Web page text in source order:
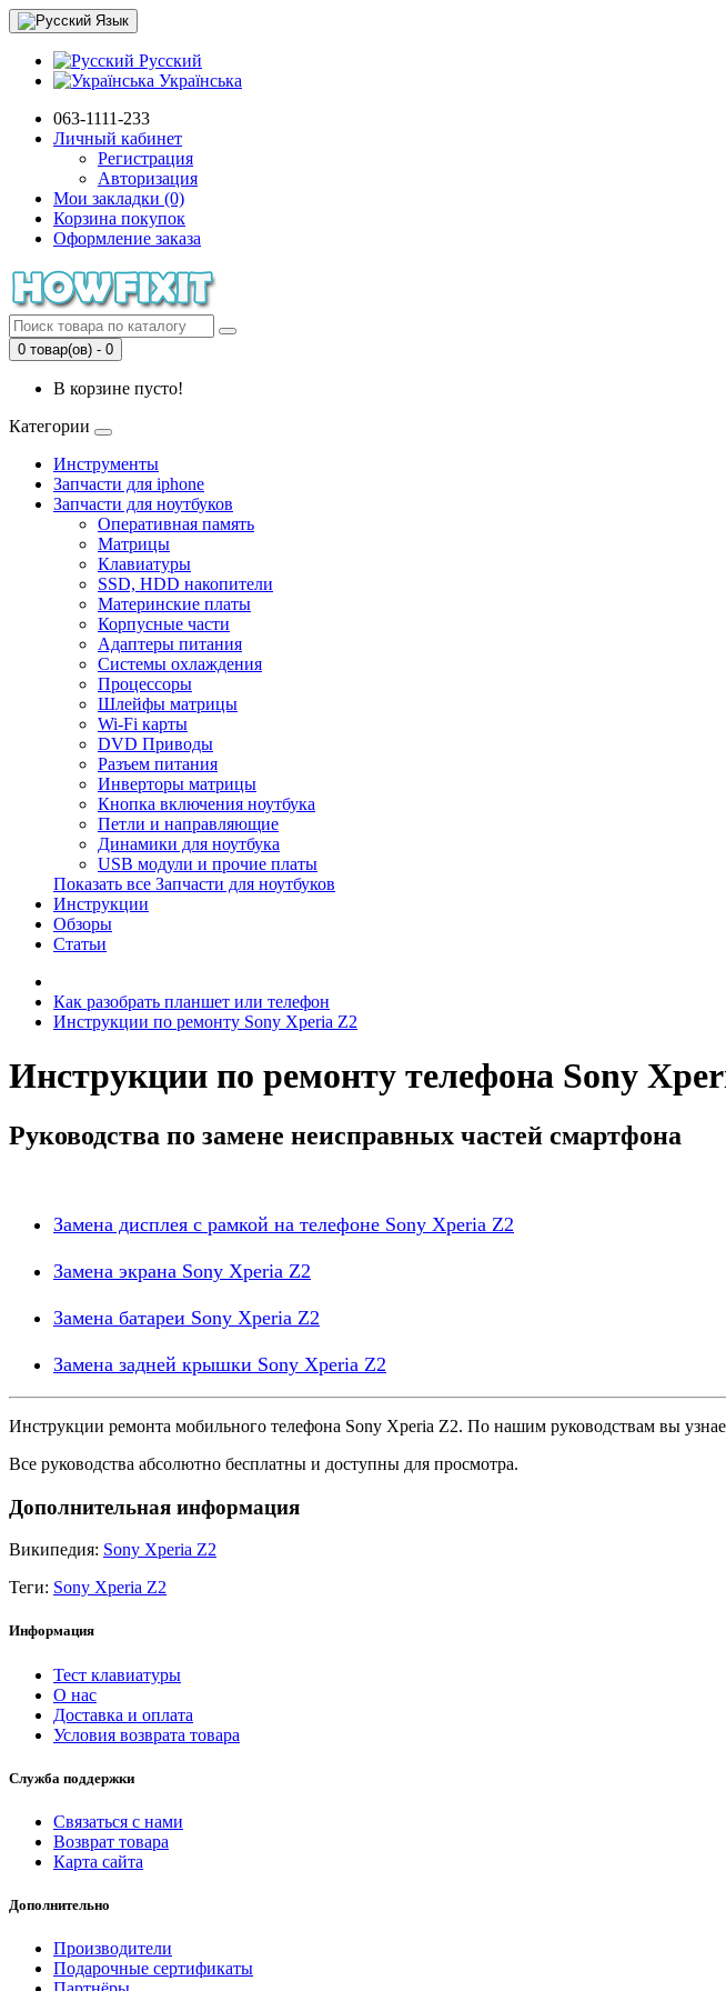
Язык
Русский
Українська
063-1111-233
Личный кабинет
Регистрация
Авторизация
Мои закладки (0)
Корзина покупок
Оформление заказа
0 товар(ов) - 0
В корзине пусто!
Категории
Инструменты
Запчасти для iphone
Запчасти для ноутбуков
Оперативная память
Матрицы
Клавиатуры
SSD, HDD накопители
Материнские платы
Корпусные части
Адаптеры питания
Системы охлаждения
Процессоры
Шлейфы матрицы
Wi-Fi карты
DVD Приводы
Разъем питания
Инверторы матрицы
Кнопка включения ноутбука
Петли и направляющие
Динамики для ноутбука
USB модули и прочие платы
Показать все Запчасти для ноутбуков
Инструкции
Обзоры
Статьи
Как разобрать планшет или телефон
Инструкции по ремонту Sony Xperia Z2
Инструкции по ремонту телефона Sony
Руководства по замене неисправных частей смартфона
Замена дисплея с рамкой на телефоне Sony Xperia Z2
Замена экрана Sony Xperia Z2
Замена батареи Sony Xperia Z2
Замена задней крышки Sony Xperia Z2
Инструкции ремонта мобильного телефона Sony Xperia Z2. По нашим руководствам вы
Все руководства абсолютно бесплатны и доступны для просмотра.
Дополнительная информация
Википедия: Sony Xperia Z2
Теги: Sony Xperia Z2
Информация
Тест клавиатуры
О нас
Доставка и оплата
Условия возврата товара
Служба поддержки
Связаться с нами
Возврат товара
Карта сайта
Дополнительно
Производители
Подарочные сертификаты